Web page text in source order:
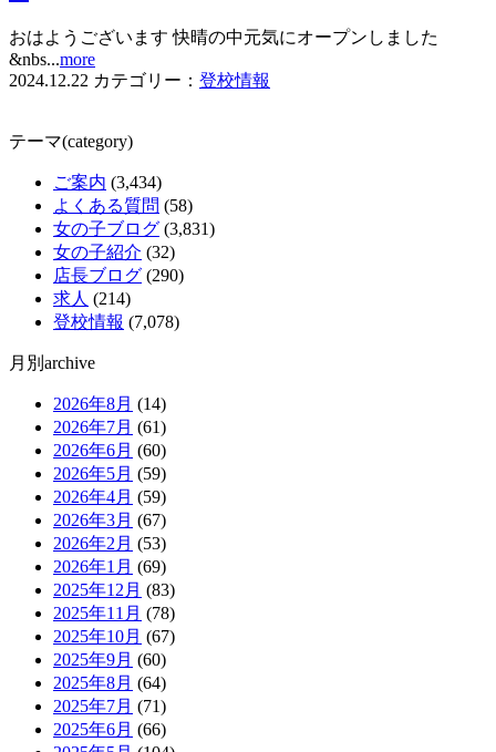
おはようございます 快晴の中元気にオープンしました
&nbs...more
2024.12.22 カテゴリー： 登校情報
テーマ(category)
ご案内 (3,434)
よくある質問 (58)
女の子ブログ (3,831)
女の子紹介 (32)
店長ブログ (290)
求人 (214)
登校情報 (7,078)
月別archive
2026年8月 (14)
2026年7月 (61)
2026年6月 (60)
2026年5月 (59)
2026年4月 (59)
2026年3月 (67)
2026年2月 (53)
2026年1月 (69)
2025年12月 (83)
2025年11月 (78)
2025年10月 (67)
2025年9月 (60)
2025年8月 (64)
2025年7月 (71)
2025年6月 (66)